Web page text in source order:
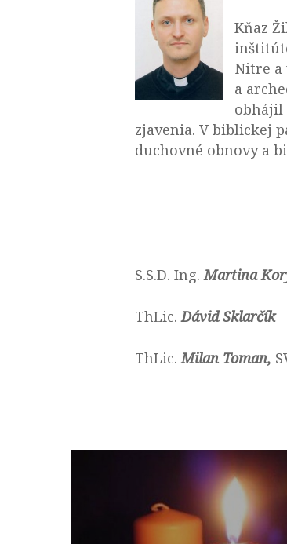
Kňaz
Nitre a
a
obhájil
zjavenia. V biblickej
duchovné obnovy a
S.S.D. Ing.Martina
ThLic.Dávid Sklarčík
ThLic.Milan Toman,